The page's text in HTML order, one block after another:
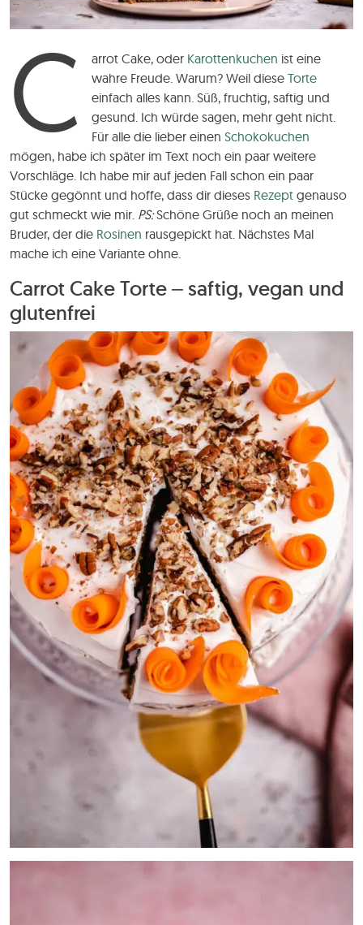
C arrot Cake, oder Karottenkuchen ist eine
wahre Freude. Warum? Weil dieseTorte
einfach alles kann. Süß, fruchtig, saftig und
gesund. Ich würde sagen, mehr geht nicht.
Für alle die lieber einenSchokokuchen
mögen, habe ich später im Text noch ein paar weitere
Vorschläge. Ich habe mir auf jeden Fall schon ein paar
Stücke gegönnt und hoffe, dass dir dieses Rezept genauso
gut schmeckt wie mir. PS:Schöne Grüße noch an meinen
Bruder, der die Rosinen rausgepickt hat. Nächstes Mal
mache ich eine Variante ohne.
Carrot Cake Torte – saftig, vegan und
glutenfrei